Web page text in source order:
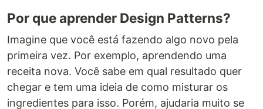
Por que aprender Design Patterns?
Imagine que você está fazendo algo novo pela
primeira vez. Por exemplo, aprendendo uma
receita nova. Você sabe em qual resultado quer
chegar e tem uma ideia de como misturar os
ingredientes para isso. Porém, ajudaria muito se